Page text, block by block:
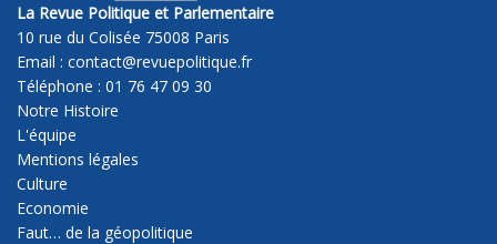
La Revue Politique et Parlementaire
10 rue du Colisée 75008 Paris
Email : contact@revuepolitique.fr
Téléphone : 01 76 47 09 30
Notre Histoire
L'équipe
Mentions légales
Culture
Economie
Faut… de la géopolitique